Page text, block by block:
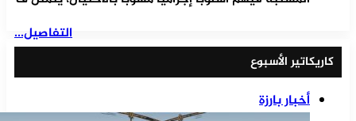
التفاصيل...
كاريكاتير الأسبوع
أخبار بارزة